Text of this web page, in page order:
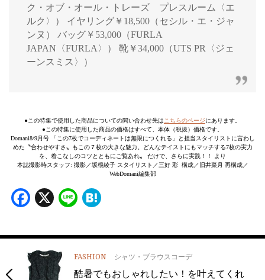
ク・オブ・オール・トレーズ プレスルーム〈エ
ルク〉） イヤリング￥18,500（セシル・エ・ジャ
ンヌ） バッグ￥53,000（FURLA
JAPAN〈FURLA〉） 靴￥34,000（UTS PR〈ジェ
ーンスミス〉）
●この特集で使用した商品についての問い合わせ先は こちらのページにあります。
●この特集に使用した商品の価格はすべて、本体（税抜）価格です。
Domani8/9月号 「この7枚でコーディネートは無限につくれる」と担当スタイリストに言わし
めた〝合わせやすさ〟もこの７枚の大きな魅力。どんなテイストにもマッチする7枚の実力
を、着こなしのコツとともにご覧あれ〟 だけで、さらに実践！！ より
本誌撮影時スタッフ: 撮影／坂根綾子 スタイリスト／三好 彩 構成／旧井菜月 再構成／
WebDomani編集部
Facebook
X Line
FASHION シャツ・ブラウスコーデ
酷暑でもおしゃれしたい！を叶えてくれ